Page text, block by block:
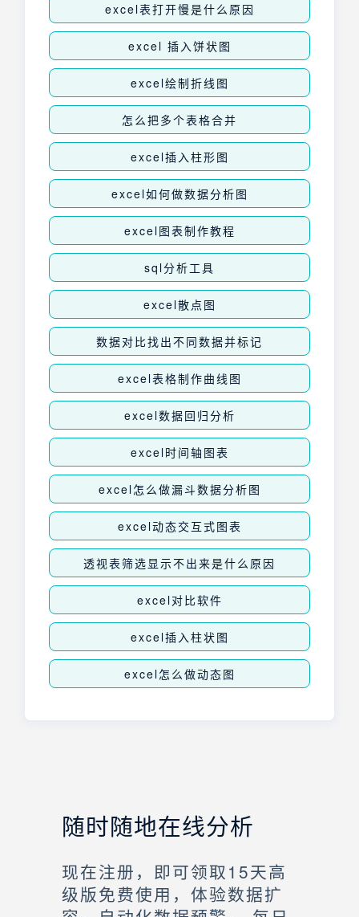
excel表打开慢是什么原因
excel 插入饼状图
excel绘制折线图
怎么把多个表格合并
excel插入柱形图
excel如何做数据分析图
excel图表制作教程
sql分析工具
excel散点图
数据对比找出不同数据并标记
excel表格制作曲线图
excel数据回归分析
excel时间轴图表
excel怎么做漏斗数据分析图
excel动态交互式图表
透视表筛选显示不出来是什么原因
excel对比软件
excel插入柱状图
excel怎么做动态图
随时随地在线分析
现在注册，即可领取15天高
级版免费使用，体验数据扩